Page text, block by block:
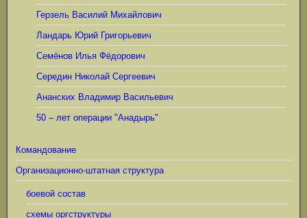
Герзель Василий Михайлович
Ландарь Юрий Григорьевич
Семёнов Илья Фёдорович
Середин Николай Сергеевич
Ананских Владимир Васильевич
50 – лет операции "Анадырь"
Командование
Организационно-штатная структура
боевой состав
схемы оргструктуры